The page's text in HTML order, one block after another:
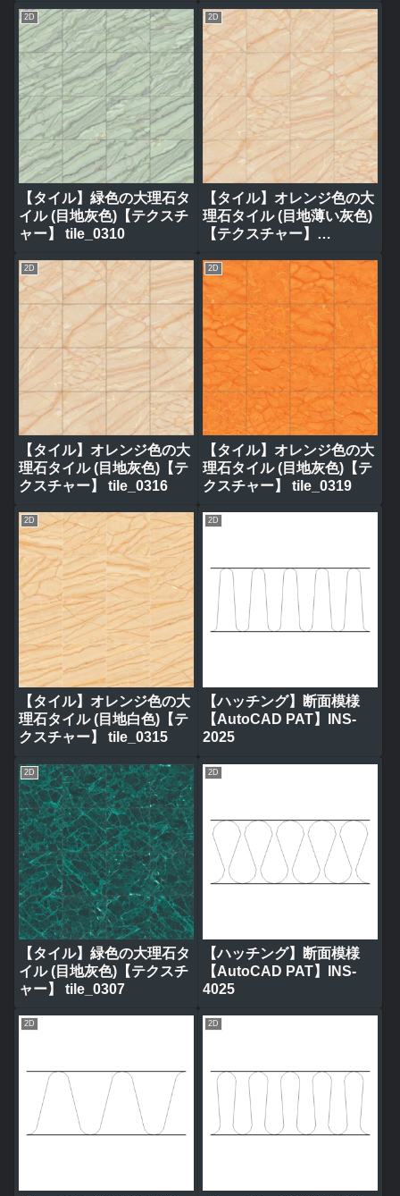
2D
【タイル】緑色の大理石タ
イル (目地灰色)【テクスチ
ャー】 tile_0310
2D
【タイル】オレンジ色の大
理石タイル (目地薄い灰色)
【テクスチャー】
2D
【タイル】オレンジ色の大
理石タイル (目地灰色)【テ
クスチャー】 tile_0316
2D
【タイル】オレンジ色の大
理石タイル (目地灰色)【テ
クスチャー】 tile_0319
2D
【タイル】オレンジ色の大
理石タイル (目地白色)【テ
クスチャー】 tile_0315
2D
【ハッチング】断面模様
【AutoCAD PAT】INS-
2025
2D
【タイル】緑色の大理石タ
イル (目地灰色)【テクスチ
ャー】 tile_0307
2D
【ハッチング】断面模様
【AutoCAD PAT】INS-
4025
2D 2D